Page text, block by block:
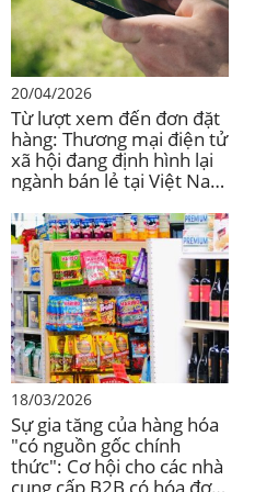
Phí hoa
hồng nền
tảng
trước
ngày 2
tháng 3
năm 2026
hồng
nền
áp
từ ngày
2 tháng
3 năm
2026.
Điện
tử
1.47% –
9.82%
1.47% –
9.82%
Thời
trang
10.80% –
11.78%
13.00%
Hàng
tạp
hóa
6.87% –
11.78%
6.87% –
Mẹ và
bé
8.84% –
11.78%
12.50%
20/04/2026
Từ lượt xem đến đơn đặt
hàng: Thương mại điện tử
xã hội đang định hình lại
ngành bán lẻ tại Việt Nam
18/03/2026
Sự gia tăng của hàng hóa
"có nguồn gốc chính
thức": Cơ hội cho các nhà
cung cấp B2B có hóa đơn